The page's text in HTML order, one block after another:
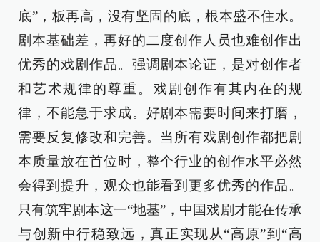
底”，板再高，没有坚固的底，根本盛不住水。
剧本基础差，再好的二度创作人员也难创作出
优秀的戏剧作品。强调剧本论证，是对创作者
和艺术规律的尊重。戏剧创作有其内在的规
律，不能急于求成。好剧本需要时间来打磨，
需要反复修改和完善。当所有戏剧创作都把剧
本质量放在首位时，整个行业的创作水平必然
会得到提升，观众也能看到更多优秀的作品。
只有筑牢剧本这一“地基”，中国戏剧才能在传承
与创新中行稳致远，真正实现从“高原”到“高